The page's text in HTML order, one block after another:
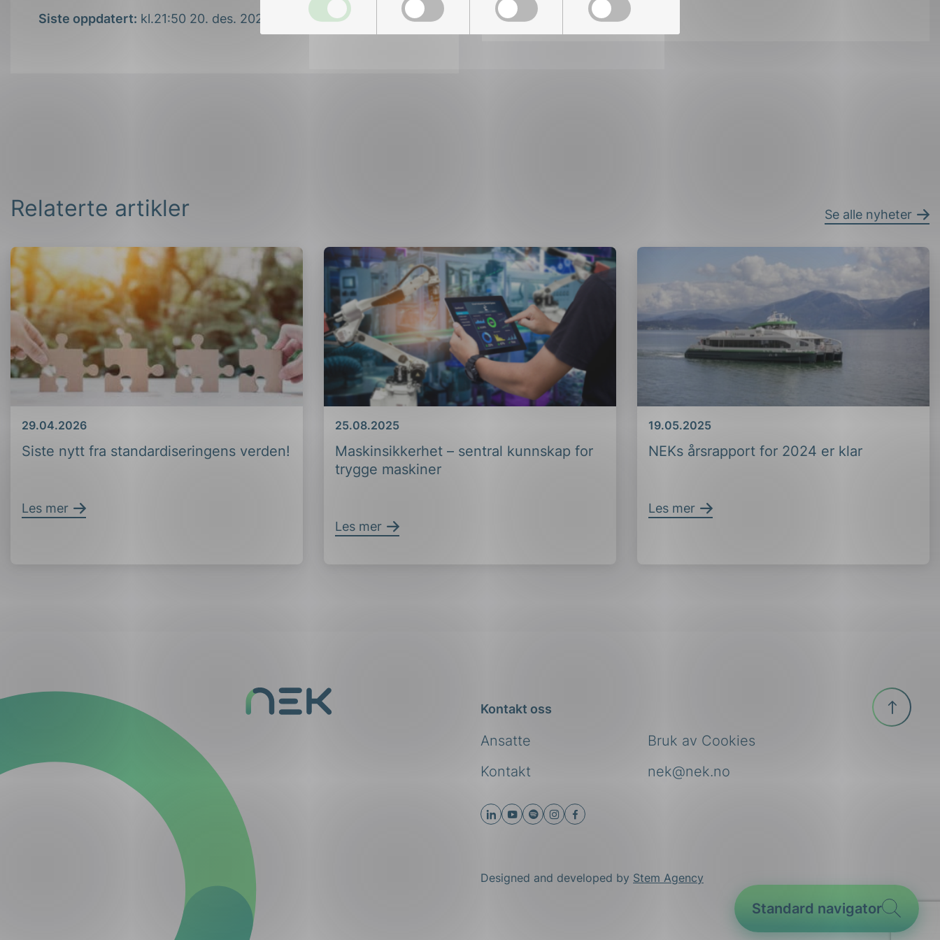
Siste oppdatert: kl.21:50 20. des. 2021
Del
Del
Relaterte artikler Se alle nyheter
Siste nytt fra standardiseringens verden!
Dato
29.04.2026
Les mer
Maskinsikkerhet – sentral kunnskap for
trygge maskiner
Dato
25.08.2025
Les mer
NEKs årsrapport for 2024 er klar
Dato
19.05.2025
Les mer
Standard navigator
Kontakt oss
Ansatte
nek@nek.no
Kontakt
Bruk av Cookies
Designed and developed by Stem Agency
Til
toppen